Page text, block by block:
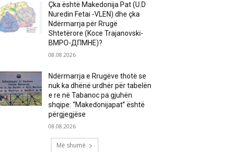
Çka është Makedonija Pat (U.D
Nuredin Fetai -VLEN) dhe çka
Ndërmarrja për Rrugë
Shtetërore (Koce Trajanovski-
ВМРО-ДПМНЕ)?
08.08.2026
Ndërmarrja e Rrugëve thotë se
nuk ka dhënë urdhër për tabelën
e re në Tabanoc pa gjuhën
shqipe: “Makedonijapat” është
përgjegjëse
08.08.2026
Më shumë